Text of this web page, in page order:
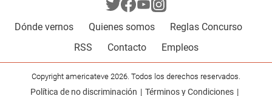
Dónde vernos Quienes somos
Reglas Concurso
RSS
Contacto Empleos
Copyright americateve 2026. Todos los derechos reservados.
Política de no discriminación Términos y Condiciones